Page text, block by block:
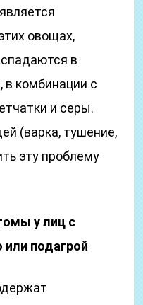
овощах,
в
в комбинации с
и серы.
(варка, тушение,
эту проблему
у лиц с
подагрой